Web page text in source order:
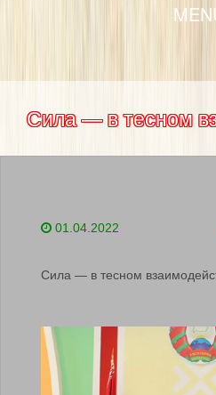
Сила — в тесном
01.04.2022
Сила — в тесном